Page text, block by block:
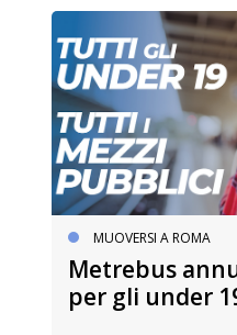
MUOVERSI A ROMA
Metrebus
per gli under